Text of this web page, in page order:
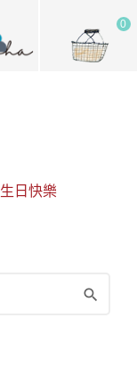
0
生日快樂